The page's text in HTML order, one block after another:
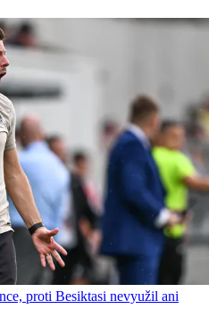
proti Besiktasi nevyužil ani